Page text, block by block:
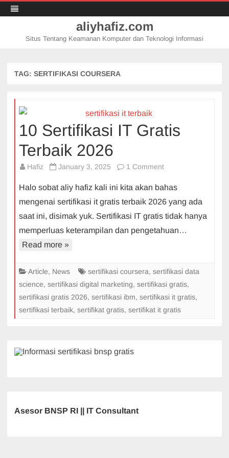
aliyhafiz.com
Situs Tentang Keamanan Komputer dan Teknologi Informasi
TAG: SERTIFIKASI COURSERA
10 Sertifikasi IT Gratis
Terbaik 2026
Hafiz January 3, 2025 1 Commenton
Sertifikasi
IT
Gratis
Terbaik
Halo sobat aliy hafiz kali ini kita akan bahas
mengenai sertifikasi it gratis terbaik 2026 yang ada
saat ini, disimak yuk. Sertifikasi IT gratis tidak hanya
memperluas keterampilan dan pengetahuan…
Read more »
Article, News sertifikasi coursera, sertifikasi data
science, sertifikasi digital marketing, sertifikasi gratis,
sertifikasi gratis 2026, sertifikasi ibm, sertifikasi it gratis,
sertifikasi terbaik, sertifikat gratis, sertifikat it gratis
Asesor BNSP RI || IT Consultant